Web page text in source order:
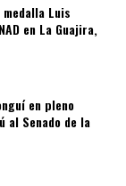
Luis
en La Guajira,
en pleno
al Senado de la